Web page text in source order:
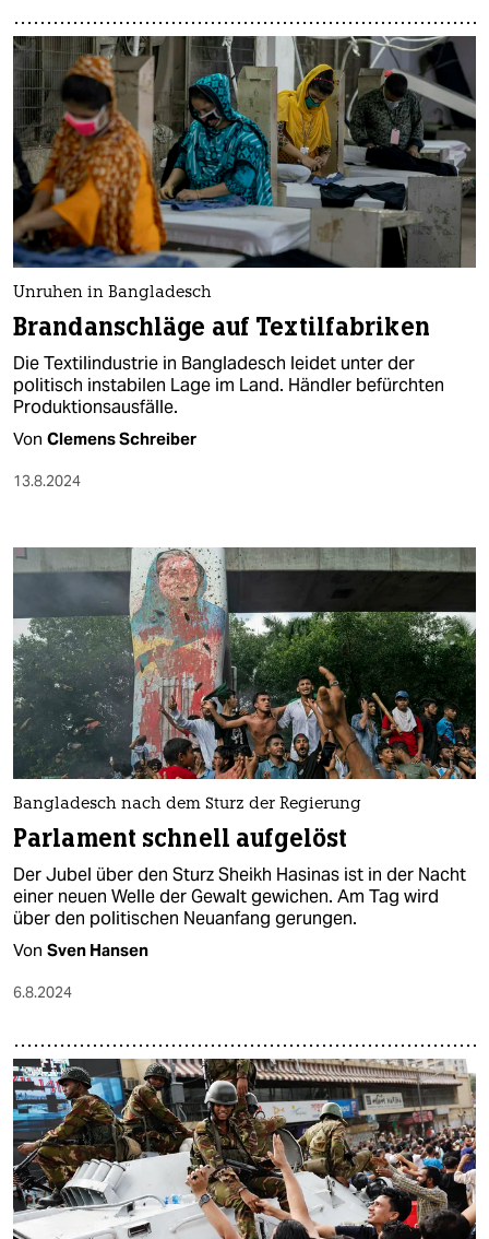
Unruhen in Bangladesch
Brandanschläge auf Textilfabriken
Die Textilindustrie in Bangladesch leidet unter der
politisch instabilen Lage im Land. Händler befürchten
Produktionsausfälle.
Von Clemens Schreiber
13.8.2024
Bangladesch nach dem Sturz der Regierung
Parlament schnell aufgelöst
Der Jubel über den Sturz Sheikh Hasinas ist in der Nacht
einer neuen Welle der Gewalt gewichen. Am Tag wird
über den politischen Neuanfang gerungen.
Von Sven Hansen
6.8.2024